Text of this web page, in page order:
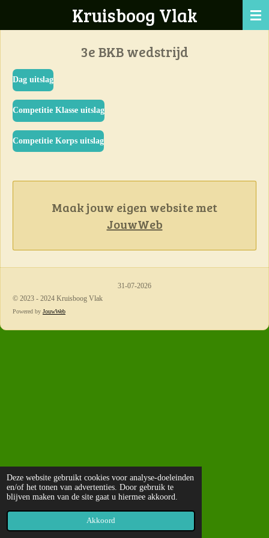
Deze website gebruikt cookies voor analyse-doeleinden
en/of het tonen van advertenties. Door gebruik te
blijven maken van de site gaat u hiermee akkoord.
Akkoord
hoofdinhoud
Kruisboog Vlak
3e BKB wedstrijd
Dag uitslag
Competitie Klasse uitslag
Competitie Korps uitslag
Maak jouw eigen website met
JouwWeb
31-07-2026
© 2023 - 2024 Kruisboog Vlak
Powered by JouwWeb